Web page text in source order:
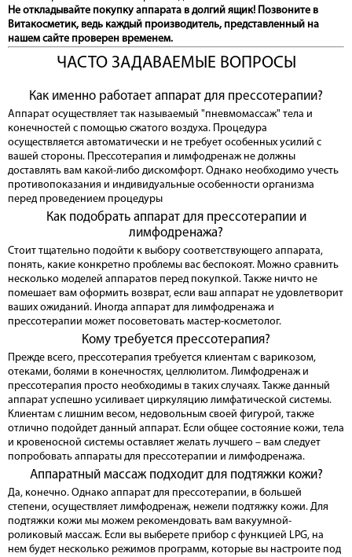
Не откладывайте покупку аппарата в долгий ящик! Позвоните в
Витакосметик, ведь каждый производитель, представленный на
нашем сайте проверен временем.
ЧАСТО ЗАДАВАЕМЫЕ ВОПРОСЫ
Как именно работает аппарат для прессотерапии?
Аппарат осуществляет так называемый "пневмомассаж" тела и
конечностей с помощью сжатого воздуха. Процедура
осуществляется автоматически и не требует особенных усилий с
вашей стороны. Прессотерапия и лимфодренаж не должны
доставлять вам какой-либо дискомфорт. Однако необходимо учесть
противопоказания и индивидуальные особенности организма
перед проведением процедуры
Как подобрать аппарат для прессотерапии и
лимфодренажа?
Стоит тщательно подойти к выбору соответствующего аппарата,
понять, какие конкретно проблемы вас беспокоят. Можно сравнить
несколько моделей аппаратов перед покупкой. Также ничто не
помешает вам оформить возврат, если ваш аппарат не удовлетворит
ваших ожиданий. Иногда аппарат для лимфодренажа и
прессотерапии может посоветовать мастер-косметолог.
Кому требуется прессотерапия?
Прежде всего, прессотерапия требуется клиентам с варикозом,
отеками, болями в конечностях, целлюлитом. Лимфодренаж и
прессотерапия просто необходимы в таких случаях. Также данный
аппарат успешно усиливает циркуляцию лимфатической системы.
Клиентам с лишним весом, недовольным своей фигурой, также
отлично подойдет данный аппарат. Если общее состояние кожи, тела
и кровеносной системы оставляет желать лучшего – вам следует
попробовать аппараты для прессотерапии и лимфодренажа.
Аппаратный массаж подходит для подтяжки кожи?
Да, конечно. Однако аппарат для прессотерапии, в большей
степени, осуществляет лимфодренаж, нежели подтяжку кожи. Для
подтяжки кожи мы можем рекомендовать вам вакуумной-
роликовый массаж. Если вы выберете прибор с функцией LPG, на
нем будет несколько режимов программ, которые вы настроите под